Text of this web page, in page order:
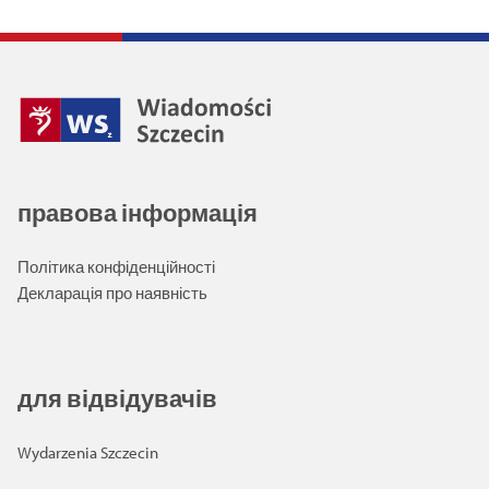
правова інформація
Політика конфіденційності
Декларація про наявність
для відвідувачів
Wydarzenia Szczecin